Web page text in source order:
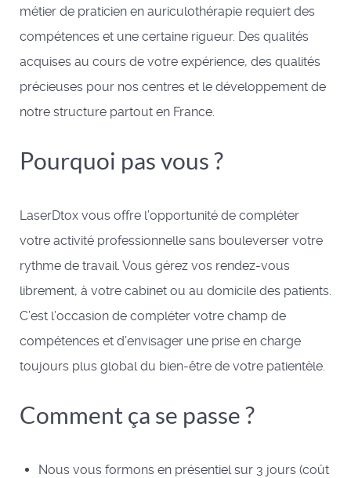
métier de praticien en auriculothérapie requiert des
compétences et une certaine rigueur. Des qualités
acquises au cours de votre expérience, des qualités
précieuses pour nos centres et le développement de
notre structure partout en France.
Pourquoi pas vous ?
LaserDtox vous offre l’opportunité de compléter
votre activité professionnelle sans bouleverser votre
rythme de travail. Vous gérez vos rendez-vous
librement, à votre cabinet ou au domicile des patients.
C’est l’occasion de compléter votre champ de
compétences et d’envisager une prise en charge
toujours plus global du bien-être de votre patientèle.
Comment ça se passe ?
Nous vous formons en présentiel sur 3 jours (coût